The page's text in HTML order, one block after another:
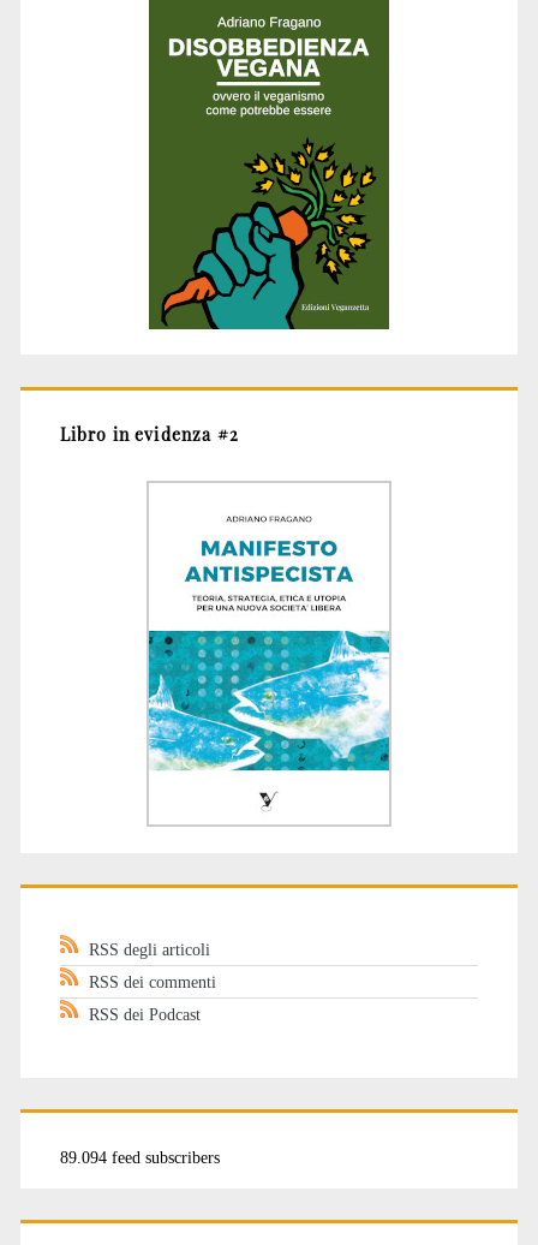
Libro in evidenza #2
RSS degli articoli
RSS dei commenti
RSS dei Podcast
89.094 feed subscribers